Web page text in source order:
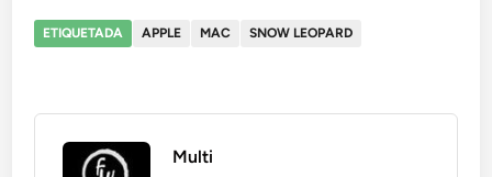
ETIQUETADA APPLE MAC SNOW LEOPARD
Multi